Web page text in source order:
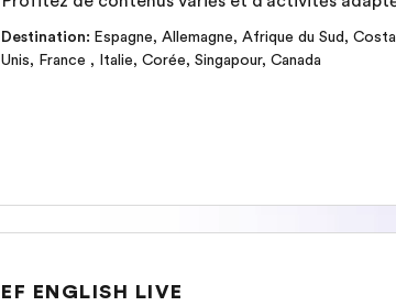
Destination: Espagne, Allemagne, Afrique du Sud,
Unis, France , Italie, Corée, Singapour, Canada
EF ENGLISH LIVE